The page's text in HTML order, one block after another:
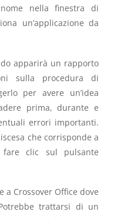
nella finestra di
un’applicazione da
apparirà un rapporto
sulla procedura di
per avere un’idea
prima, durante e
errori importanti.
che corrisponde a
clic sul pulsante
a Crossover Office dove
trattarsi di un